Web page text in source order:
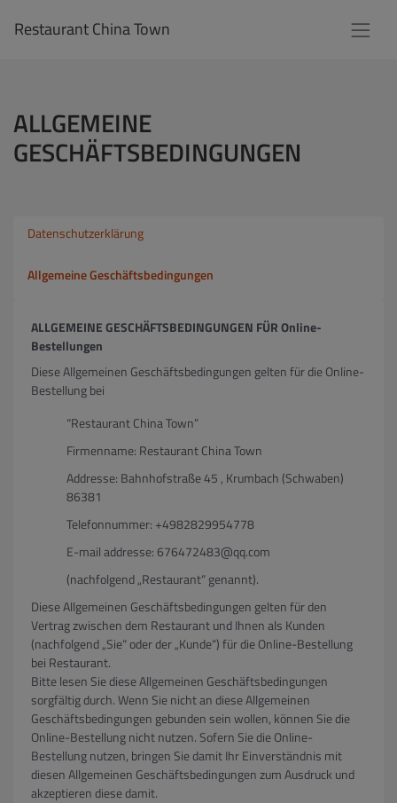
Restaurant China Town
ALLGEMEINE
GESCHÄFTSBEDINGUNGEN
Datenschutzerklärung
Allgemeine Geschäftsbedingungen
ALLGEMEINE GESCHÄFTSBEDINGUNGEN FÜR Online-
Bestellungen
Diese Allgemeinen Geschäftsbedingungen gelten für die Online-
Bestellung bei
“Restaurant China Town”
Firmenname: Restaurant China Town
Addresse: Bahnhofstraße 45 , Krumbach (Schwaben)
86381
Telefonnummer: +4982829954778
E-mail addresse: 676472483@qq.com
(nachfolgend „Restaurant“ genannt).
Diese Allgemeinen Geschäftsbedingungen gelten für den
Vertrag zwischen dem Restaurant und Ihnen als Kunden
(nachfolgend „Sie“ oder der „Kunde“) für die Online-Bestellung
bei Restaurant.
Bitte lesen Sie diese Allgemeinen Geschäftsbedingungen
sorgfältig durch. Wenn Sie nicht an diese Allgemeinen
Geschäftsbedingungen gebunden sein wollen, können Sie die
Online-Bestellung nicht nutzen. Sofern Sie die Online-
Bestellung nutzen, bringen Sie damit Ihr Einverständnis mit
diesen Allgemeinen Geschäftsbedingungen zum Ausdruck und
akzeptieren diese damit.